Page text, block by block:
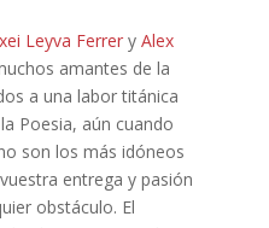
Leyva Ferrery Alex
amantes de la
a una labor titánica
Poesia, aún cuando
son los más idóneos
entrega y pasión
obstáculo. El